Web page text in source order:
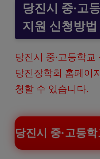
당진시 중·고
지원 신청방법
당진시 중·고등학
당진장학회 홈페이
청할 수 있습니다.
당진시 중·고등